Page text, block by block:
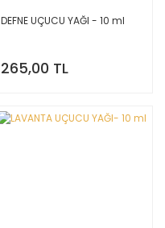
DEFNE UÇUCU YAĞI - 10 ml
265,00 TL